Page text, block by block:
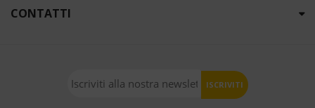
CONTATTI